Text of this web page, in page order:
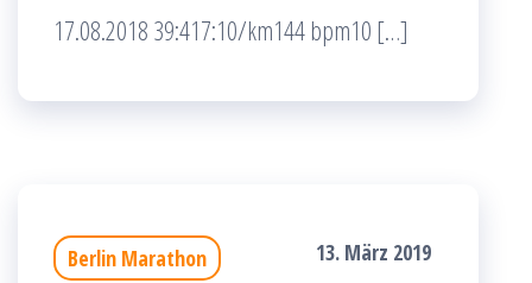
17.08.2018 39:417:10/km144 bpm10 […]
Berlin Marathon 13. März 2019